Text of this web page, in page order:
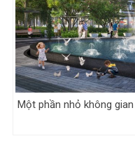
Một phần nhỏ không